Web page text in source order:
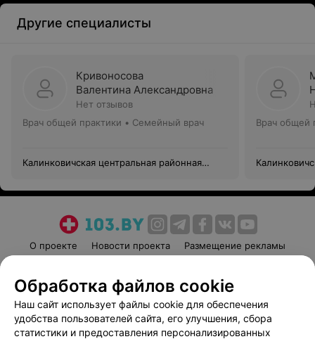
Другие специалисты
Кривоносова
Валентина Александровна
Нет отзывов
Врач общей практики • Семейный врач
Калинковичская центральная районная
Врач общей
О проекте Новости проекта
Размещение рекламы
Пользовательское соглашение
Способы оплаты
Вакансии
Партнеры
Написать руководителю 103.by
Обработка файлов cookie
Наш сайт использует файлы cookie для обеспечения
удобства пользователей сайта, его улучшения, сбора
статистики и предоставления персонализированных